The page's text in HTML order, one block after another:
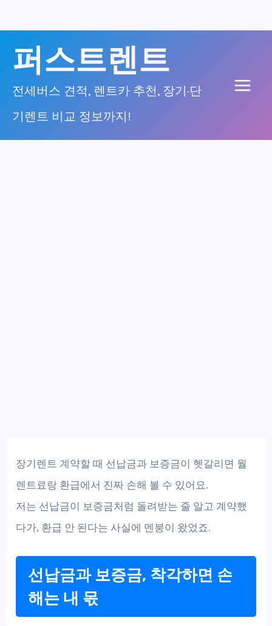
너
퍼스트렌트
전세버스 견적, 렌트카 추천, 장기·단
기렌트 비교 정보까지!
장기렌트 계약할 때 선납금과 보증금이 헷갈리면 월
렌트료랑 환급에서 진짜 손해 볼 수 있어요.
저는 선납금이 보증금처럼 돌려받는 줄 알고 계약했
다가, 환급 안 된다는 사실에 멘붕이 왔었죠.
선납금과 보증금, 착각하면 손
해는 내 몫